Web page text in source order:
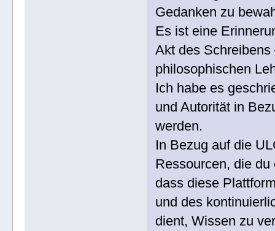
Gedanken zu
Es ist eine
Akt des
philosophischen
Ich habe es
und Autorität in
werden.
In Bezug auf die
Ressourcen, die
dass diese
und des
dient, Wissen zu